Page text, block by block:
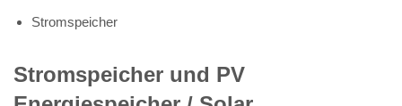
Stromspeicher
Stromspeicher und PV